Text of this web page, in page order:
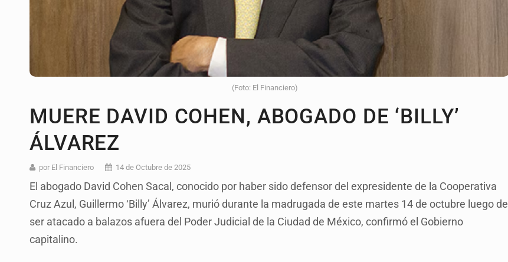
(Foto: El Financiero)
MUERE DAVID COHEN, ABOGADO DE ‘BILLY’
ÁLVAREZ
por El Financiero 14 de Octubre de 2025
El abogado David Cohen Sacal, conocido por haber sido defensor del expresidente de la Cooperativa
Cruz Azul, Guillermo ‘Billy’ Álvarez, murió durante la madrugada de este martes 14 de octubre luego de
ser atacado a balazos afuera del Poder Judicial de la Ciudad de México, confirmó el Gobierno
capitalino.